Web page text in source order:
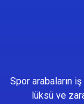
Spor arabaların
lüksü ve